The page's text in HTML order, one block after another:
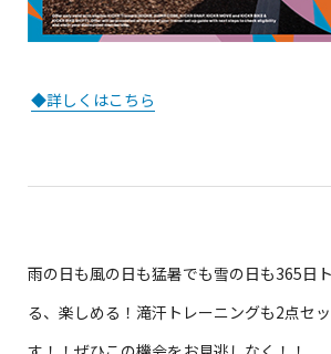
◆詳しくはこちら
雨の日も風の日も猛暑でも雪の日も365日
る、楽しめる！滝汗トレーニングも2点セ